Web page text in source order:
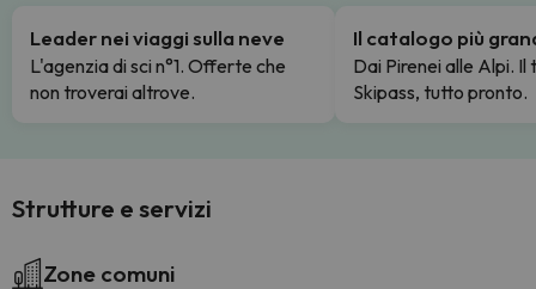
Leader nei viaggi sulla neve
L'agenzia di sci n°1. Offerte che
non troverai altrove.
Il catalogo più
Dai Pirenei alle Alpi. Il
Skipass, tutto pronto.
Strutture e servizi
Zone comuni